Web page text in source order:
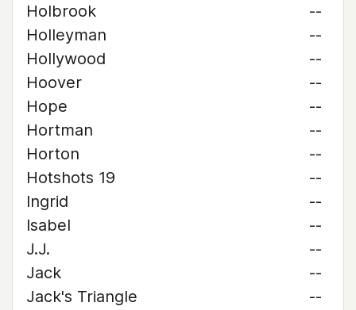
Holbrook
--
Holleyman
--
Hollywood
--
Hoover
--
Hope
--
Hortman
--
Horton
--
Hotshots 19
--
Ingrid
--
Isabel
--
J.J.
--
Jack
--
Jack's Triangle
--